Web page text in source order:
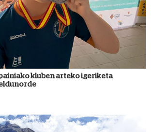
kluben arteko igeriketa